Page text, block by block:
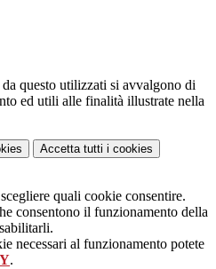
questo utilizzati si avvalgono di
ed utili alle finalità illustrate nella
Accetta tutti i cookies
quali cookie consentire.
consentono il funzionamento della
necessari al funzionamento potete
.